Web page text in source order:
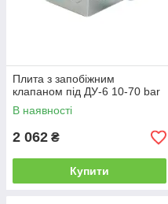
Плита з запобіжним
клапаном під ДУ-6 10-70 bar
В наявності
2 062 ₴
Купити